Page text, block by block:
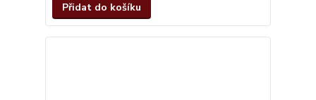
Přidat do košíku